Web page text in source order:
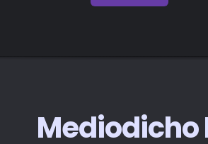
Mediodicho